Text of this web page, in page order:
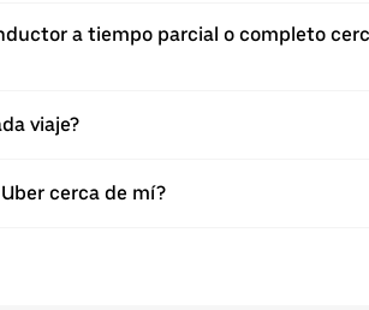
a tiempo parcial o completo
viaje?
cerca de mí?